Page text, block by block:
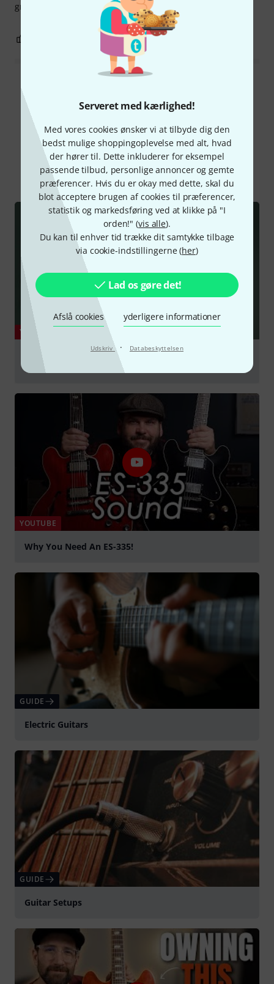
Serveret med kærlighed!
Med vores cookies ønsker vi at tilbyde dig den
bedst mulige shoppingoplevelse med alt, hvad
der hører til. Dette inkluderer for eksempel
passende tilbud, personlige annoncer og gemte
præferencer. Hvis du er okay med dette, skal du
blot acceptere brugen af cookies til præferencer,
statistik og markedsføring ved at klikke på "I
orden!" (vis alle).
Du kan til enhver tid trække dit samtykke tilbage
via cookie-indstillingerne (her)
Lad os gøre det!
Afslå cookies yderligere informationer
Udskriv · Databeskyttelsen
grundigere rengøring ville ikke skade.
ANMELD BEDØMMELSE
Vidste du?
Alle videoer Guide
YOUTUBE
NEW Epiphone Reissue Models for 2025 | Les Paul,
YOUTUBE
Why You Need An ES-335!
GUIDE
Electric Guitars
GUIDE
Guitar Setups